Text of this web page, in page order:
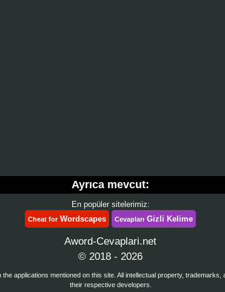
Ayrıca mevcut:
En popüler sitelerimiz:
Cheat forWordscapes Cevapları Gizli Kelime
Aword-Cevaplari.net
© 2018 - 2026
applications mentioned on this site. All intellectual property,
their respective developers.